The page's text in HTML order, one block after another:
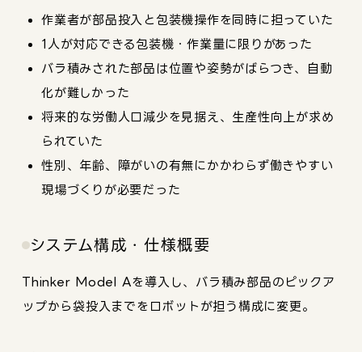
作業者が部品投入と包装機操作を同時に担っていた
1人が対応できる包装機・作業量に限りがあった
バラ積みされた部品は位置や姿勢がばらつき、自動
化が難しかった
将来的な労働人口減少を見据え、生産性向上が求め
られていた
性別、年齢、障がいの有無にかかわらず働きやすい
現場づくりが必要だった
システム構成・仕様概要
Thinker Model Aを導入し、バラ積み部品のピックア
ップから袋投入までをロボットが担う構成に変更。